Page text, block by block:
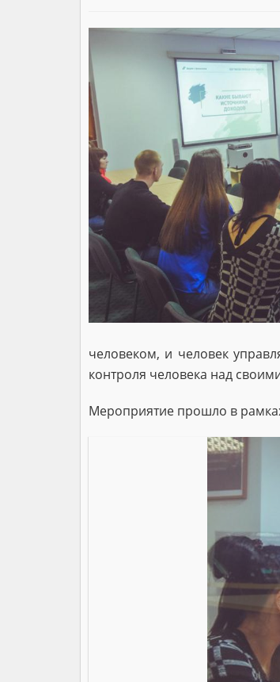
человеком, и человек
контроля человека над
Мероприятие прошло в